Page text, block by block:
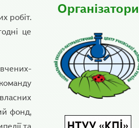
робіт.
це
фонд,
Організатори